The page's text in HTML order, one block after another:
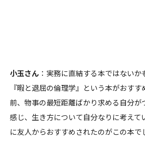
小玉さん ：実務に直結する本ではないか
『暇と退屈の倫理学』という本がおす
前、物事の最短距離ばかり求める自分が
感じ、生き方について自分なりに考えて
に友人からおすすめされたのがこの本で